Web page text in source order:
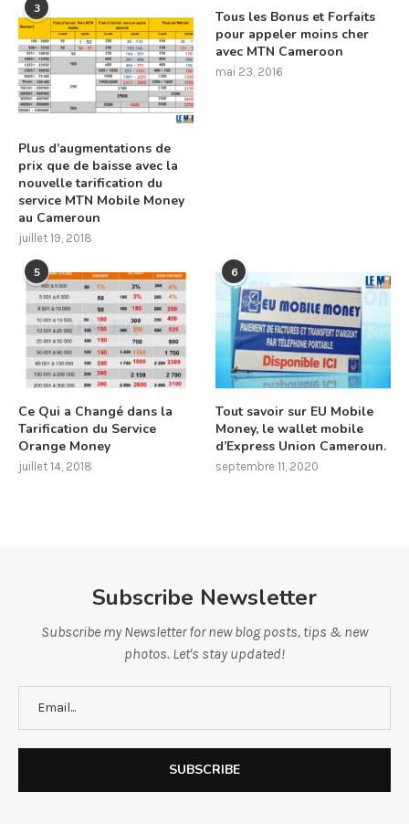
3
Plus d’augmentations de
prix que de baisse avec la
nouvelle tarification du
service MTN Mobile Money
au Cameroun
juillet 19, 2018
Tous les Bonus et Forfaits
pour appeler moins cher
avec MTN Cameroon
mai 23, 2016
5
Ce Qui a Changé dans la
Tarification du Service
Orange Money
juillet 14, 2018
6
Tout savoir sur EU Mobile
Money, le wallet mobile
d’Express Union Cameroun.
septembre 11, 2020
Subscribe Newsletter
Subscribe my Newsletter for new blog posts, tips & new
photos. Let's stay updated!